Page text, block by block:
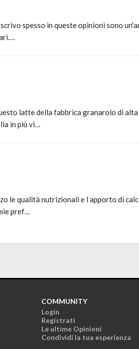
spesso in queste opinioni sono
latte della fabbrica granarolo di
in più vi…
le qualità nutrizionali e l apporto di
pref…
COMMUNITY
Login
Registrati
Le ultime Opinioni
Condividi la tua esperienza